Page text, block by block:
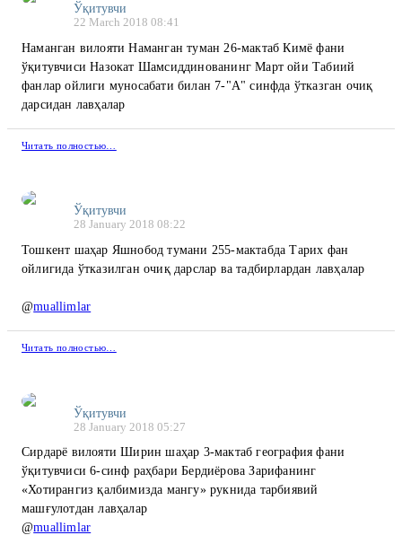
Ўқитувчи
22 March 2018 08:41
Наманган вилояти Наманган туман 26-мактаб Кимё фани
ўқитувчиси Назокат Шамсиддинованинг Март ойи Табиий
фанлар ойлиги муносабати билан 7-"A" синфда ўтказган очиқ
дарсидан лавҳалар
Читать полностью…
Ўқитувчи
28 January 2018 08:22
Тошкент шаҳар Яшнобод тумани 255-мактабда Тарих фан
ойлигида ўтказилган очиқ дарслар ва тадбирлардан лавҳалар
@muallimlar
Читать полностью…
Ўқитувчи
28 January 2018 05:27
Сирдарё вилояти Ширин шаҳар 3-мактаб география фани
ўқитувчиси 6-синф раҳбари Бердиёрова Зарифанинг
«Хотирангиз қалбимизда мангу» рукнида тарбиявий
машғулотдан лавҳалар
@muallimlar